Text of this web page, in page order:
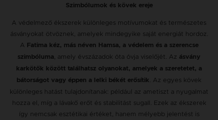
Szimbólumok és kövek ereje
A védelmező ékszerek különleges motívumokat és természetes
ásványokat ötvöznek, amelyek mindegyike saját energiát hordoz.
A
Fatima kéz, más néven Hamsa, a védelem és a szerencse
szimbóluma, amely évszázadok óta óvja viselőjét. Az ásvány
karkötők között találhatsz olyanokat, amelyek a szeretetet, a
bátorságot vagy éppen a lelki békét erősítik. Az egyes kövek
különleges hatást tulajdonítanak: például az ametiszt a nyugalmat
hozza el, míg a lávakő erőt és stabilitást sugall. Ezek az ékszerek
így nemcsak esztétikai értéket, hanem mélyebb jelentést is